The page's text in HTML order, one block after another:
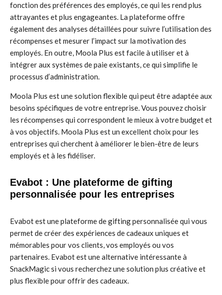
fonction des préférences des employés, ce qui les rend plus
attrayantes et plus engageantes. La plateforme offre
également des analyses détaillées pour suivre l’utilisation des
récompenses et mesurer l’impact sur la motivation des
employés. En outre, Moola Plus est facile à utiliser et à
intégrer aux systèmes de paie existants, ce qui simplifie le
processus d’administration.
Moola Plus est une solution flexible qui peut être adaptée aux
besoins spécifiques de votre entreprise. Vous pouvez choisir
les récompenses qui correspondent le mieux à votre budget et
à vos objectifs. Moola Plus est un excellent choix pour les
entreprises qui cherchent à améliorer le bien-être de leurs
employés et à les fidéliser.
Evabot : Une plateforme de gifting
personnalisée pour les entreprises
Evabot est une plateforme de gifting personnalisée qui vous
permet de créer des expériences de cadeaux uniques et
mémorables pour vos clients, vos employés ou vos
partenaires. Evabot est une alternative intéressante à
SnackMagic si vous recherchez une solution plus créative et
plus flexible pour offrir des cadeaux.